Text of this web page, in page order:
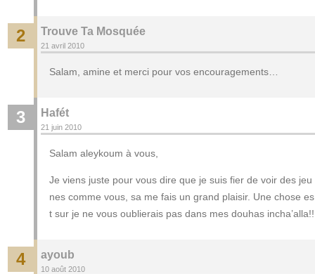
2 Trouve Ta Mosquée
21 avril 2010
Salam, amine et merci pour vos encouragements…
3 Hafét
21 juin 2010
Salam aleykoum à vous,
Je viens juste pour vous dire que je suis fier de voir des jeu
nes comme vous, sa me fais un grand plaisir. Une chose es
t sur je ne vous oublierais pas dans mes douhas incha’alla!!
4 ayoub
10 août 2010